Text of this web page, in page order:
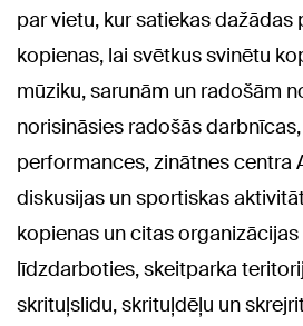
par vietu, kur satiekas dažādas
kopienas, lai svētkus svinētu
mūziku, sarunām un radošām
norisināsies radošās
performances, zinātnes centra
diskusijas un sportiskas
kopienas un citas
līdzdarboties, skeitparka
skrituļslidu, skrituļdēļu un